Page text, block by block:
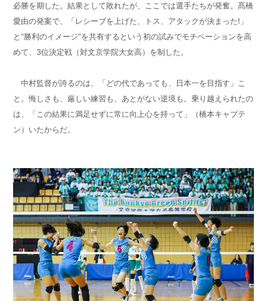
必勝を期した。結果として敗れたが、ここでは選手たちが発奮。髙橋
愛由の発案で、「レシーブを上げた、トス、アタックが決まった! 」
と“勝利のイメージ”を共有するという初の試みでモチベーションを高
めて、 3位決定戦（対文京学院大女高）を制した。
中村監督が誇るのは、「どの代であっても、日本一を目指す」こ
と。悔しさも、厳しい練習も、あとがない逆境も。乗り越えられたの
は、「この結果に満足せずに常に向上心を持って」（橋本キャプテ
ン）いたからだ。